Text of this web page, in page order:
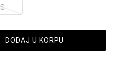
S
DODAJ U KORPU